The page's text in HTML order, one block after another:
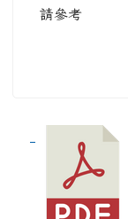
請參考